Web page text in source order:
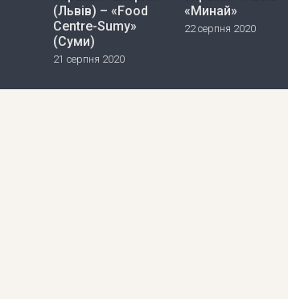
(Львів) – «Food
Centre-Sumy»
(Суми)
21 серпня 2020
«Минай»
22 серпня 2020